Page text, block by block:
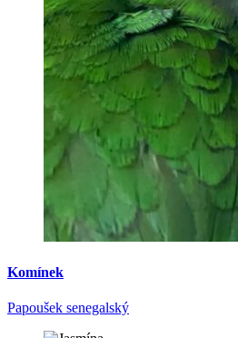
Komínek
Papoušek senegalský